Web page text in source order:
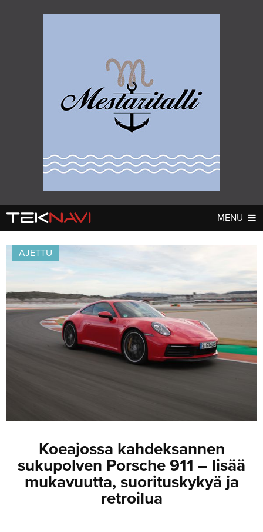
MENU
AUTOT▼
UUTISET
JULKISTUKSET
AJETUT
KOMMENTTI
DIGI ▼
TESTIT
KOMMENTTI
VIDEOT
VIDEOT
HAKU
AJETTU
Koeajossa kahdeksannen
sukupolven Porsche 911 – lisää
mukavuutta, suorituskykyä ja
retroilua